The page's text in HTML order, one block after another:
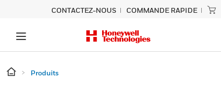
CONTACTEZ-NOUS COMMANDE RAPIDE
Produits